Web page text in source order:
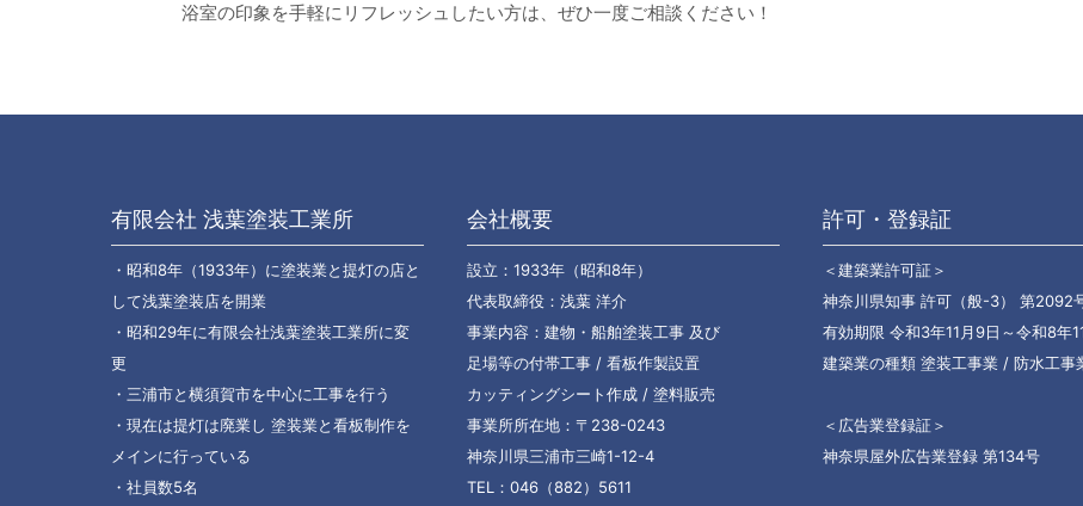
浴室の印象を手軽にリフレッシュしたい方は、ぜひ一度ご相談ください！
有限会社 浅葉塗装工業所
・昭和8年（1933年）に塗装業と提灯の店と
して浅葉塗装店を開業
・昭和29年に有限会社浅葉塗装工業所に変
更
・三浦市と横須賀市を中心に工事を行う
・現在は提灯は廃業し 塗装業と看板制作を
メインに行っている
・社員数5名
会社概要
設立：1933年（昭和8年）
代表取締役：浅葉 洋介
事業内容：建物・船舶塗装工事 及び
足場等の付帯工事 / 看板作製設置
カッティングシート作成 / 塗料販売
事業所所在地：〒238-0243
神奈川県三浦市三崎1-12-4
TEL：046（882）5611
許可・登録証
＜建築業許可証＞
神奈川県知事 許可（般-3） 第2092
有効期限 令和3年11月9日～令和8年
建築業の種類 塗装工事業 / 防水工事
＜広告業登録証＞
神奈県屋外広告業登録 第134号